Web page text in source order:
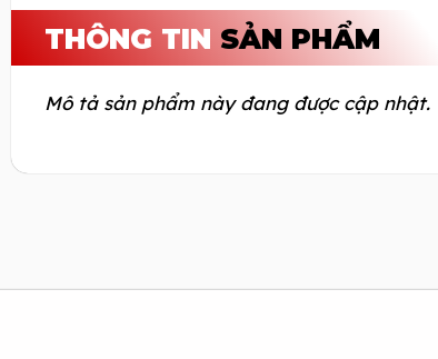
THÔNG TIN SẢN PHẨM
Mô tả sản phẩm này đang được cập nhật.